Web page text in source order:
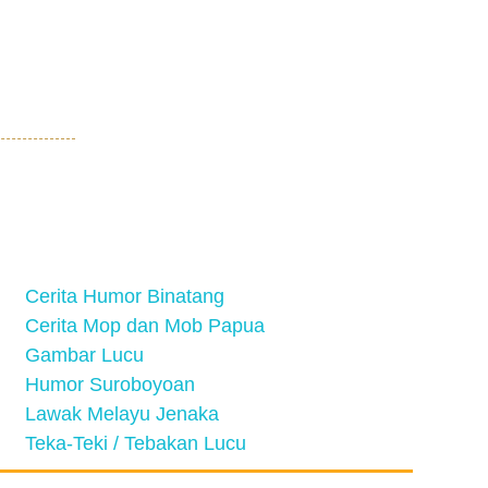
Cerita Humor Binatang
Cerita Mop dan Mob Papua
Gambar Lucu
Humor Suroboyoan
Lawak Melayu Jenaka
Teka-Teki / Tebakan Lucu